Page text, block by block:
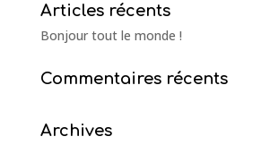
Articles récents
Bonjour tout le monde !
Commentaires récents
Archives